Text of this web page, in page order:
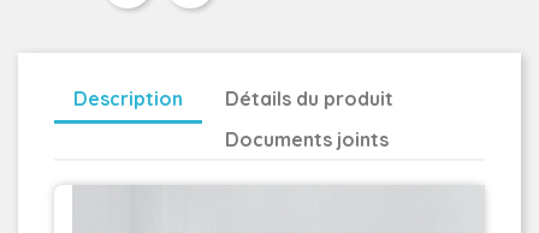
Description
Détails du produit
Documents joints